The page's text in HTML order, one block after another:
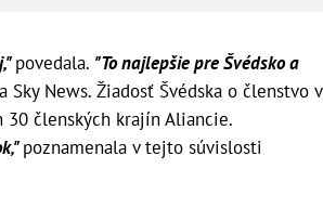
povedala. "To najlepšie pre Švédsko a
Sky News. Žiadosť Švédska o členstvo v
30 členských krajín Aliancie.
poznamenala v tejto súvislosti